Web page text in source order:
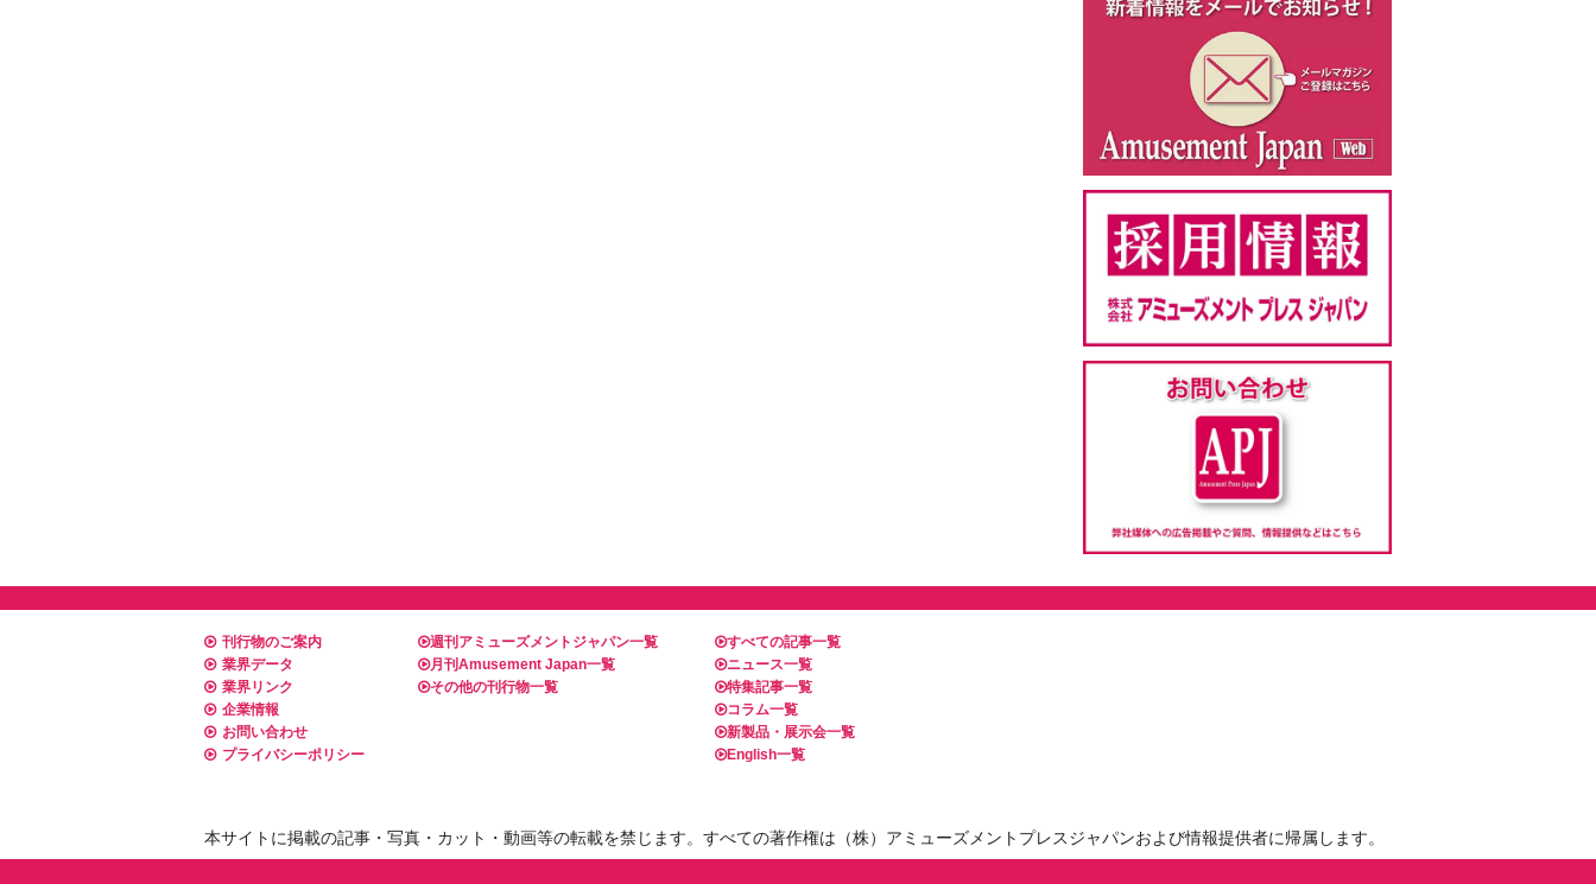
刊行物のご案内
業界データ
業界リンク
企業情報
お問い合わせ
プライバシーポリシー
週刊アミューズメントジャパン一覧
月刊Amusement Japan一覧
その他の刊行物一覧
すべての記事一覧
ニュース一覧
特集記事一覧
コラム一覧
新製品・展示会一覧
English一覧
本サイトに掲載の記事・写真・カット・動画等の転載を禁じます。すべての著作権は（株）アミューズメントプレスジャパンおよび情報提供者に帰属します。